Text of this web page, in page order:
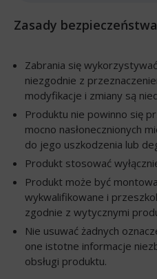
Zasady bezpieczeństwa
Zabrania się
niezgodnie z
modyfikacje i zmiany są
Produktu nie powinno się
mocno nasłonecznionych
do jego uszkodzenia lub
Produkt stosować
Produkt może być
wykwalifikowane i
zgodnie z wytycznymi
Nie usuwać żadnych
one istotne informacje
obsługi produktu.